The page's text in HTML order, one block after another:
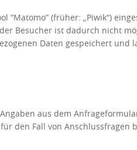
(früher: „Piwik“)
Besucher ist dadurch nicht
Daten gespeichert und
aus dem
den Fall von Anschlussfragen